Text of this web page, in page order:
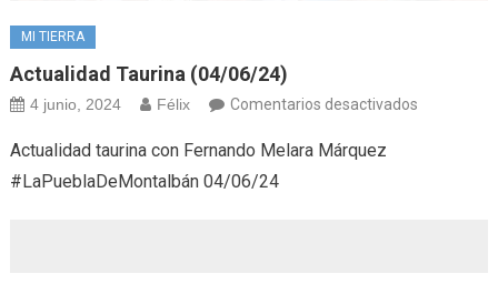
MI TIERRA
Actualidad Taurina (04/06/24)
4 junio, 2024 Félix Comentarios desactivadosen
Actualidad taurina con Fernando Melara Márquez
#LaPueblaDeMontalbán 04/06/24